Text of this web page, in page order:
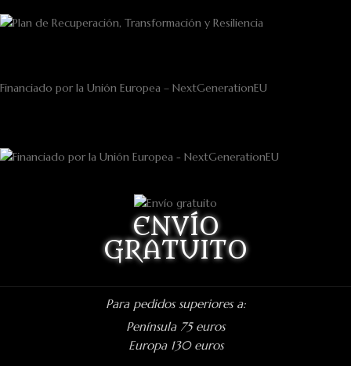
Financiado por la Unión Europea – NextGenerationEU
ENVÍO
GRATUITO
Para pedidos superiores a:
Península 75 euros
Europa 130 euros